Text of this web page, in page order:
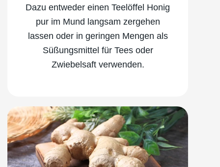
Dazu entweder einen Teelöffel Honig
pur im Mund langsam zergehen
lassen oder in geringen Mengen als
Süßungsmittel für Tees oder
Zwiebelsaft verwenden.